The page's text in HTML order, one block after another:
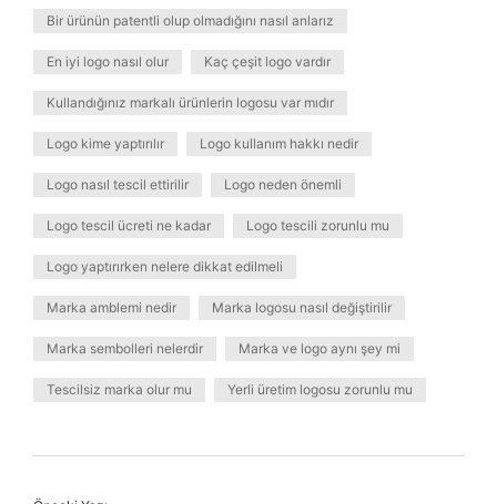
Bir ürünün patentli olup olmadığını nasıl anlarız
En iyi logo nasıl olur Kaç çeşit logo vardır
Kullandığınız markalı ürünlerin logosu var mıdır
Logo kime yaptırılır Logo kullanım hakkı nedir
Logo nasıl tescil ettirilir Logo neden önemli
Logo tescil ücreti ne kadar Logo tescili zorunlu mu
Logo yaptırırken nelere dikkat edilmeli
Marka amblemi nedir Marka logosu nasıl değiştirilir
Marka sembolleri nelerdir Marka ve logo aynı şey mi
Tescilsiz marka olur mu Yerli üretim logosu zorunlu mu